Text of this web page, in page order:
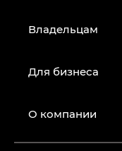
Владельцам
Для бизнеса
О компании